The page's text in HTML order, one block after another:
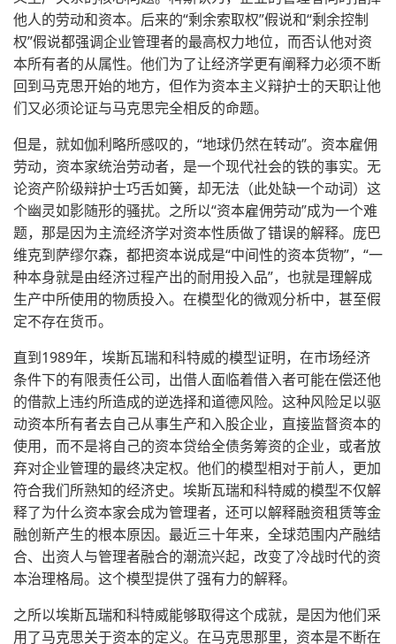
他人的劳动和资本。后来的“剩余索取权”假说和“剩余控制
权”假说都强调企业管理者的最高权力地位，而否认他对资
本所有者的从属性。他们为了让经济学更有阐释力必须不断
回到马克思开始的地方，但作为资本主义辩护士的天职让他
们又必须论证与马克思完全相反的命题。
但是，就如伽利略所感叹的，“地球仍然在转动”。资本雇佣
劳动，资本家统治劳动者，是一个现代社会的铁的事实。无
论资产阶级辩护士巧舌如簧，却无法（此处缺一个动词）这
个幽灵如影随形的骚扰。之所以“资本雇佣劳动”成为一个难
题，那是因为主流经济学对资本性质做了错误的解释。庞巴
维克到萨缪尔森，都把资本说成是“中间性的资本货物”，“一
种本身就是由经济过程产出的耐用投入品”，也就是理解成
生产中所使用的物质投入。在模型化的微观分析中，甚至假
定不存在货币。
直到1989年，埃斯瓦瑞和科特威的模型证明，在市场经济
条件下的有限责任公司，出借人面临着借入者可能在偿还他
的借款上违约所造成的逆选择和道德风险。这种风险足以驱
动资本所有者去自己从事生产和入股企业，直接监督资本的
使用，而不是将自己的资本贷给全债务筹资的企业，或者放
弃对企业管理的最终决定权。他们的模型相对于前人，更加
符合我们所熟知的经济史。埃斯瓦瑞和科特威的模型不仅解
释了为什么资本家会成为管理者，还可以解释融资租赁等金
融创新产生的根本原因。最近三十年来，全球范围内产融结
合、出资人与管理者融合的潮流兴起，改变了冷战时代的资
本治理格局。这个模型提供了强有力的解释。
之所以埃斯瓦瑞和科特威能够取得这个成就，是因为他们采
用了马克思关于资本的定义。在马克思那里，资本是不断在